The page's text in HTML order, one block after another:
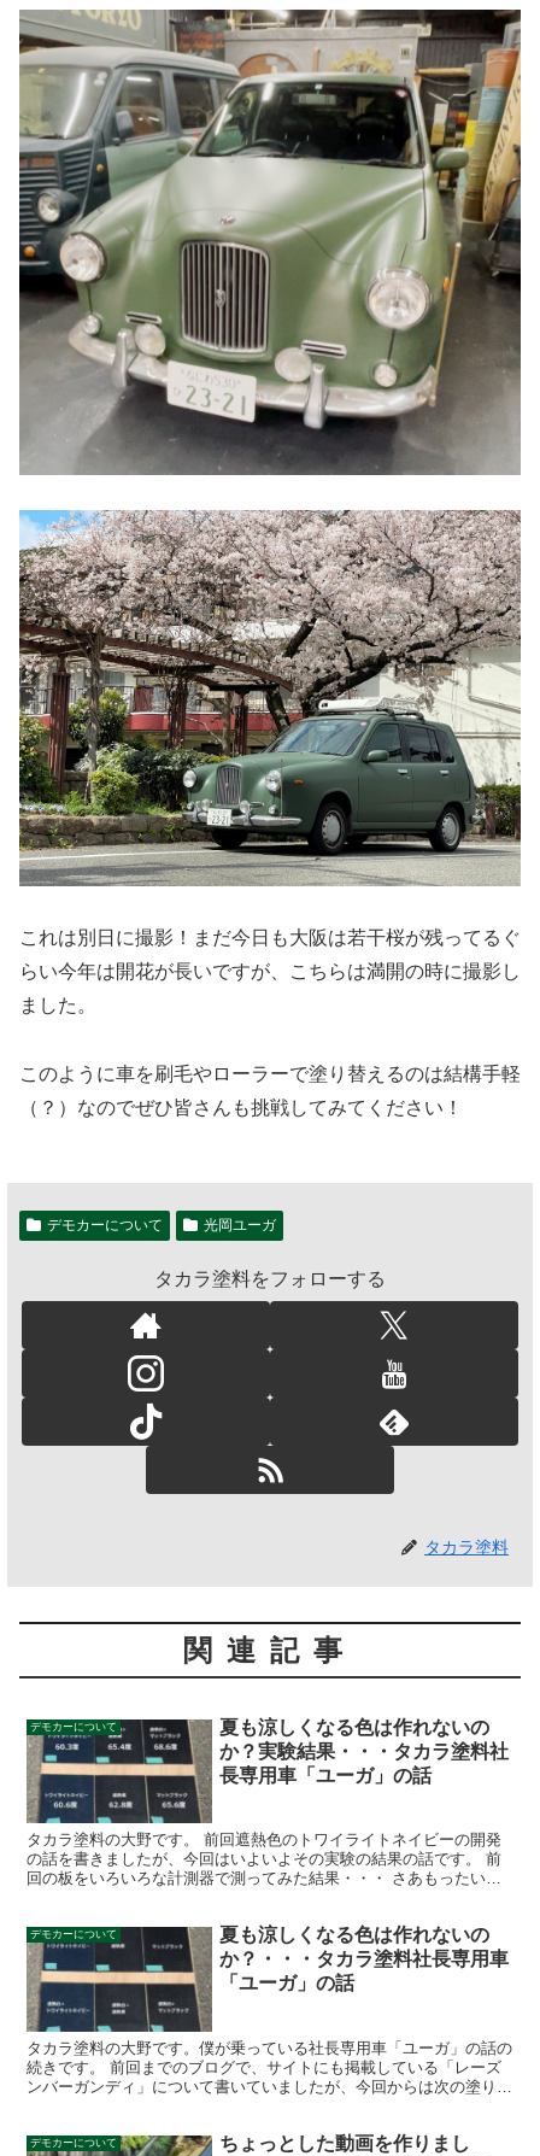
これは別日に撮影！まだ今日も大阪は若干桜が残ってるぐ
らい今年は開花が長いですが、こちらは満開の時に撮影し
ました。
このように車を刷毛やローラーで塗り替えるのは結構手軽
（？）なのでぜひ皆さんも挑戦してみてください！
デモカーについて 光岡ユーガ
タカラ塗料をフォローする
タカラ塗料
関連記事
デモカーについて
夏も涼しくなる色は作れないの
か？実験結果・・・タカラ塗料社
長専用車「ユーガ」の話
タカラ塗料の大野です。 前回遮熱色のトワイライトネイビーの開発
の話を書きましたが、今回はいよいよその実験の結果の話です。 前
回の板をいろいろな計測器で測ってみた結果・・・ さあもったいぶ
デモカーについて
夏も涼しくなる色は作れないの
か？・・・タカラ塗料社長専用車
「ユーガ」の話
タカラ塗料の大野です。僕が乗っている社長専用車「ユーガ」の話の
続きです。 前回までのブログで、サイトにも掲載している「レーズ
ンバーガンディ」について書いていましたが、今回からは次の塗り替
デモカーについて
ちょっとした動画を作りまし